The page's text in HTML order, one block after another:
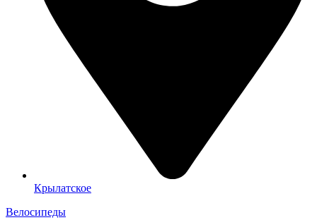
Крылатское
Велосипеды